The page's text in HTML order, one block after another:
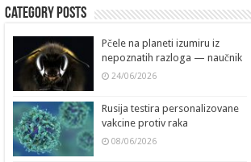
Category Posts
Pčele na planeti izumiru iz
nepoznatih razloga — naučnik
24/06/2026
Rusija testira personalizovane
vakcine protiv raka
08/06/2026